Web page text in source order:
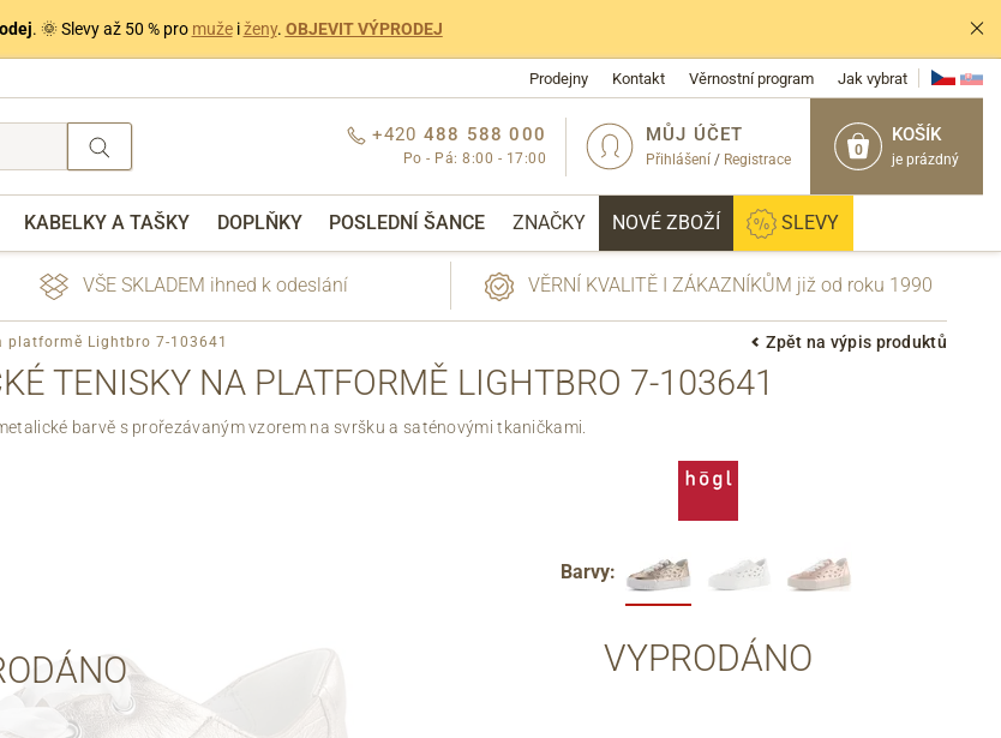
. 🌞 Slevy až 50 % pro mužeiženy. OBJEVIT VÝPRODEJ
Prodejny Kontakt Věrnostní program Jak vybrat
0
KOŠÍK
je prázdný
MŮJ ÚČET
Přihlášení / Registrace
+420 488 588 000
Po - Pá: 8:00 - 17:00
KABELKY A TAŠKY DOPLŇKY POSLEDNÍ ŠANCE ZNAČKY NOVÉ ZBOŽÍ SLEVY
Přes Google
VŠE SKLADEM ihned k odeslání VĚRNÍ KVALITĚ I ZÁKAZNÍKŮM již od roku 1990
Zpět na výpis produktů
Lightbro 7-103641
TENISKY NA PLATFORMĚ LIGHTBRO 7-103641
barvě s prořezávaným vzorem na svršku a saténovými tkaničkami.
Barvy:
VYPRODÁNO